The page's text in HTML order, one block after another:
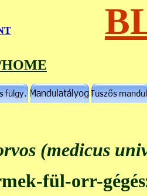
(medicus
fül-orr-